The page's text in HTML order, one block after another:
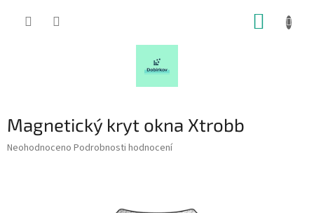
Magnetický kryt okna Xtrobb
Průměrné
Neohodnoceno Podrobnosti hodnocení